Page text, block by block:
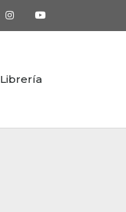
Librería